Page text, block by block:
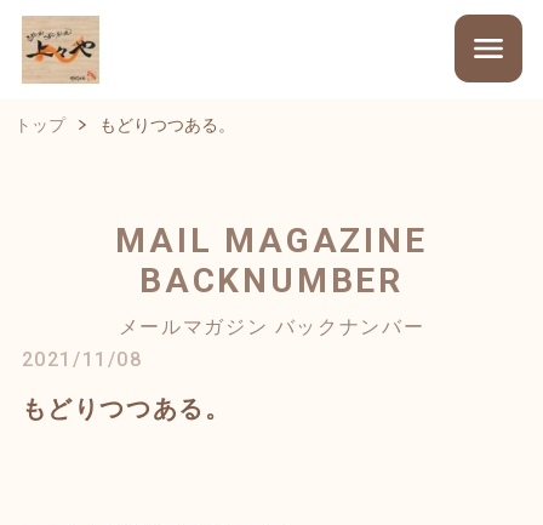
トップ もどりつつある。
MAIL MAGAZINE
BACKNUMBER
メールマガジン バックナンバー
2021/11/08
もどりつつある。